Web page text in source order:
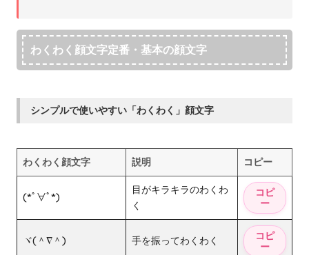
わくわく顔文字定番・基本の顔文字
シンプルで使いやすい「わくわく」顔文字
わくわく顔文字 説明 コピー
(*ﾟ∀ﾟ*)
目がキラキラのわくわ
く
ヾ(＾∇＾) 手を振ってわくわく